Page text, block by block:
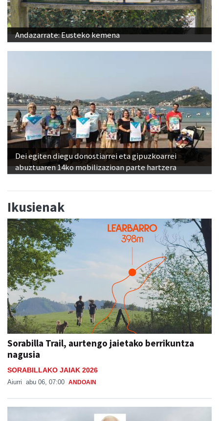
Andazarrate: Eusteko kemena
Dei egiten diegu donostiarrei eta gipuzkoarrei
abuztuaren 14ko mobilizazioan parte hartzera
Ikusienak
Sorabilla Trail, aurtengo jaietako berrikuntza
nagusia
SORABILLAKO JAIAK 2026
Aiurri abu 06, 07:00 ANDOAIN